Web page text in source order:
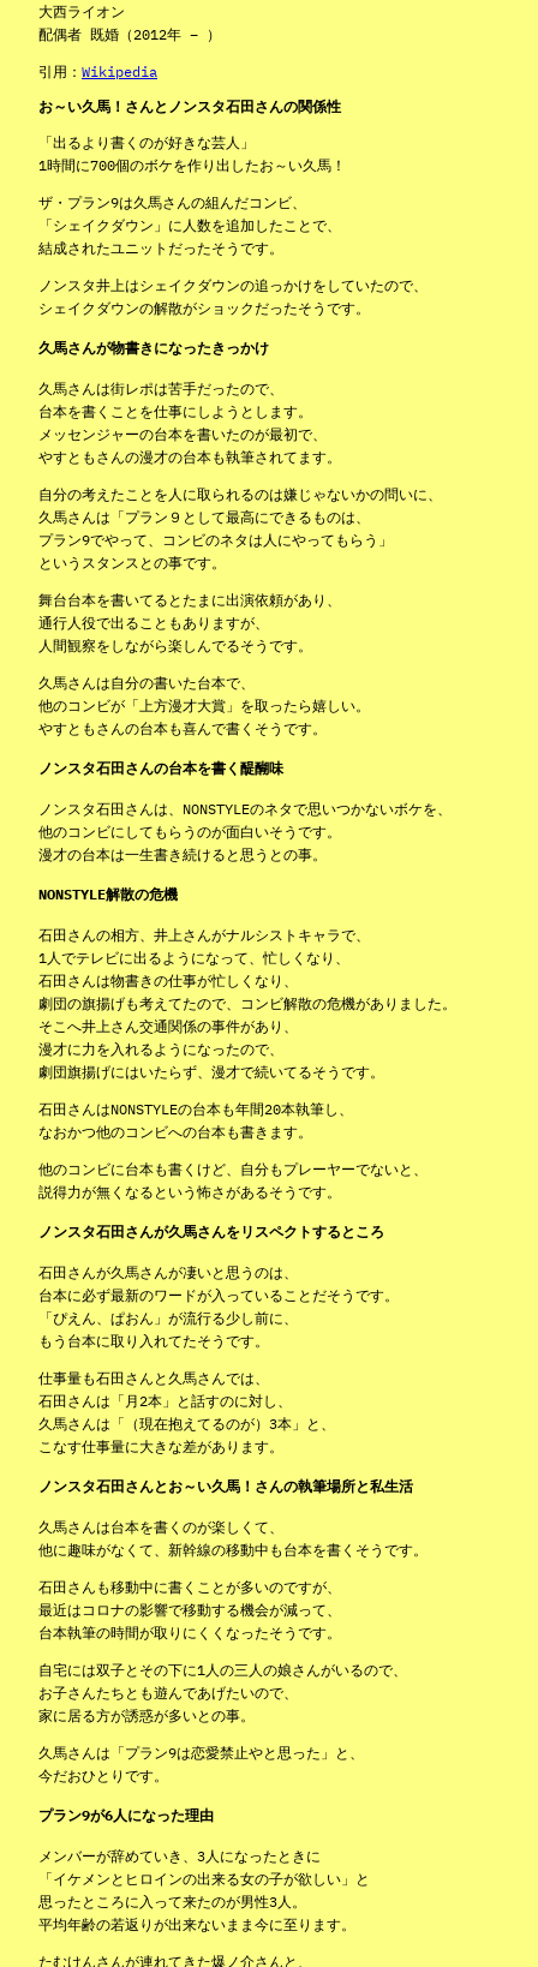
大西ライオン
配偶者 既婚（2012年 – ）
引用： Wikipedia
お～い久馬！さんとノンスタ石田さんの関係性
「出るより書くのが好きな芸人」
1時間に700個のボケを作り出したお～い久馬！
ザ・プラン9は久馬さんの組んだコンビ、
「シェイクダウン」に人数を追加したことで、
結成されたユニットだったそうです。
ノンスタ井上はシェイクダウンの追っかけをしていたので、
シェイクダウンの解散がショックだったそうです。
久馬さんが物書きになったきっかけ
久馬さんは街レポは苦手だったので、
台本を書くことを仕事にしようとします。
メッセンジャーの台本を書いたのが最初で、
やすともさんの漫才の台本も執筆されてます。
自分の考えたことを人に取られるのは嫌じゃないかの問いに、
久馬さんは「プラン９として最高にできるものは、
プラン9でやって、コンビのネタは人にやってもらう」
というスタンスとの事です。
舞台台本を書いてるとたまに出演依頼があり、
通行人役で出ることもありますが、
人間観察をしながら楽しんでるそうです。
久馬さんは自分の書いた台本で、
他のコンビが「上方漫才大賞」を取ったら嬉しい。
やすともさんの台本も喜んで書くそうです。
ノンスタ石田さんの台本を書く醍醐味
ノンスタ石田さんは、NONSTYLEのネタで思いつかないボケを、
他のコンビにしてもらうのが面白いそうです。
漫才の台本は一生書き続けると思うとの事。
NONSTYLE解散の危機
石田さんの相方、井上さんがナルシストキャラで、
1人でテレビに出るようになって、忙しくなり、
石田さんは物書きの仕事が忙しくなり、
劇団の旗揚げも考えてたので、コンビ解散の危機がありました。
そこへ井上さん交通関係の事件があり、
漫才に力を入れるようになったので、
劇団旗揚げにはいたらず、漫才で続いてるそうです。
石田さんはNONSTYLEの台本も年間20本執筆し、
なおかつ他のコンビへの台本も書きます。
他のコンビに台本も書くけど、自分もプレーヤーでないと、
説得力が無くなるという怖さがあるそうです。
ノンスタ石田さんが久馬さんをリスペクトするところ
石田さんが久馬さんが凄いと思うのは、
台本に必ず最新のワードが入っていることだそうです。
「ぴえん、ぱおん」が流行る少し前に、
もう台本に取り入れてたそうです。
仕事量も石田さんと久馬さんでは、
石田さんは「月2本」と話すのに対し、
久馬さんは「（現在抱えてるのが）3本」と、
こなす仕事量に大きな差があります。
ノンスタ石田さんとお～い久馬！さんの執筆場所と私生活
久馬さんは台本を書くのが楽しくて、
他に趣味がなくて、新幹線の移動中も台本を書くそうです。
石田さんも移動中に書くことが多いのですが、
最近はコロナの影響で移動する機会が減って、
台本執筆の時間が取りにくくなったそうです。
自宅には双子とその下に1人の三人の娘さんがいるので、
お子さんたちとも遊んであげたいので、
家に居る方が誘惑が多いとの事。
久馬さんは「プラン9は恋愛禁止やと思った」と、
今だおひとりです。
プラン9が6人になった理由
メンバーが辞めていき、3人になったときに
「イケメンとヒロインの出来る女の子が欲しい」と
思ったところに入って来たのが男性3人。
平均年齢の若返りが出来ないまま今に至ります。
たむけんさんが連れてきた爆ノ介さんと、